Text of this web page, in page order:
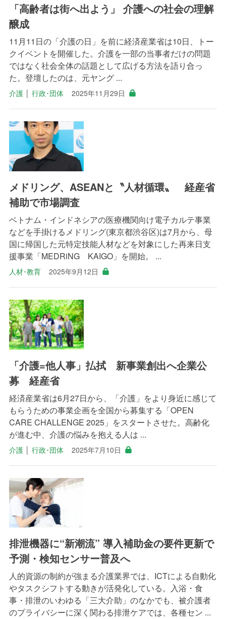
「高齢者は街へ出よう」 介護への社会の理解
醸成
11月11日の「介護の日」を前に経済産業省は10日、トー
クイベントを開催した。介護を一部の当事者だけの問題
ではなく社会全体の話題として広げる方法を語り合っ
た。登壇したのは、元ヤング ...
介護│ 行政･団体 2025年11月29日
メドリング、ASEANと〝人材循環〟 経産省
補助で市場調査
ベトナム・インドネシアの医療機関向け電子カルテ事業
などを手掛けるメドリング(東京都渋谷区)は7月から、母
国に帰国した元特定技能人材などを対象にした再来日支
援事業「MEDRiNG KAIGO」を開始。 ...
人材･教育 2025年9月12日
「介護=他人事」払拭 新事業創出へ企業公
募 経産省
経済産業省は6月27日から、「介護」をより身近に感じて
もらうための事業企画を全国から募集する「OPEN
CARE CHALLENGE 2025」をスタートさせた。高齢化
が進む中、介護の悩みを抱える人は ...
介護│ 行政･団体 2025年7月10日
排泄機器に“新潮流” 導入補助金の要件更新で
予測・検知センサー普及へ
人的資源の制約が強まる介護業界では、ICTによる自動化
やタスクシフトする動きが活発化している。入浴・食
事・排泄のいわゆる「三大介助」のなかでも、被介護者
のプライバシーに深く関わる排泄ケアでは、各種セン ...